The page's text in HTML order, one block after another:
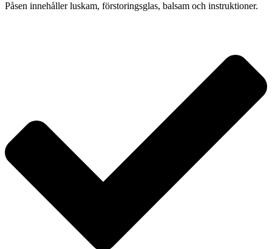
Påsen innehåller luskam, förstoringsglas, balsam och instruktioner.